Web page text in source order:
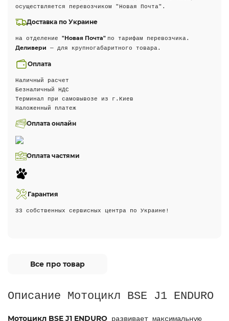
осуществляется перевозчиком "Новая Почта".
Доставка по Украине
на отделение "Новая Почта" по тарифам перевозчика.
Деливери — для крупногабаритного товара.
Оплата
Наличный расчет
Безналичный НДС
Терминал при самовывозе из г.Киев
Наложенный платеж
Оплата онлайн
Оплата частями
Гарантия
33 собственных сервисных центра по Украине!
Все про товар
Описание Мотоцикл BSE J1 ENDURO
Мотоцикл BSE J1 ENDURO развивает максимальную